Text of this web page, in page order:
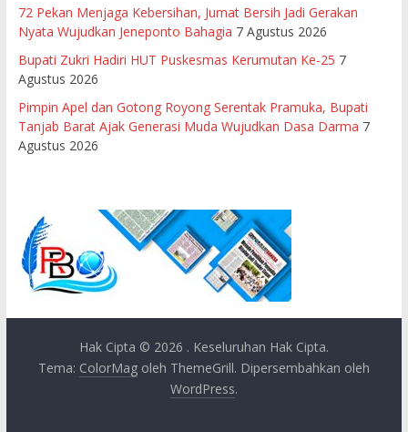
72 Pekan Menjaga Kebersihan, Jumat Bersih Jadi Gerakan
Nyata Wujudkan Jeneponto Bahagia 7 Agustus 2026
Bupati Zukri Hadiri HUT Puskesmas Kerumutan Ke-25 7
Agustus 2026
Pimpin Apel dan Gotong Royong Serentak Pramuka, Bupati
Tanjab Barat Ajak Generasi Muda Wujudkan Dasa Darma 7
Agustus 2026
Hak Cipta © 2026 . Keseluruhan Hak Cipta.
Tema: ColorMagoleh ThemeGrill. Dipersembahkan oleh
WordPress.